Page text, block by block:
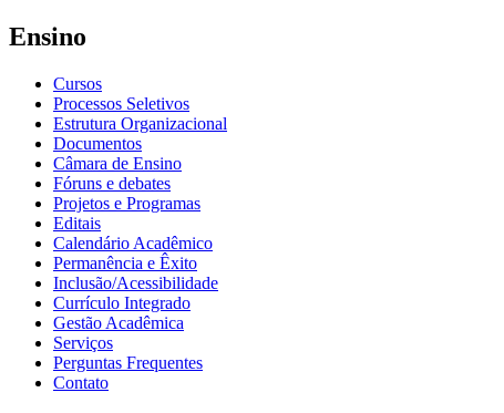
Ensino
Cursos
Processos Seletivos
Estrutura Organizacional
Documentos
Câmara de Ensino
Fóruns e debates
Projetos e Programas
Editais
Calendário Acadêmico
Permanência e Êxito
Inclusão/Acessibilidade
Currículo Integrado
Gestão Acadêmica
Serviços
Perguntas Frequentes
Contato